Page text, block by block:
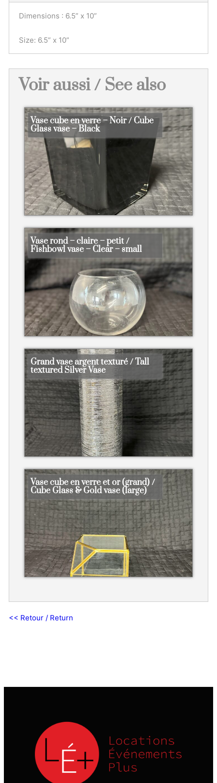
Dimensions : 6.5” x 10”
Size: 6.5” x 10”
Voir aussi / See also
Vase cube en verre – Noir / Cube
Glass vase – Black
Vase rond – claire – petit /
Fishbowl vase – Clear – small
Grand vase argent texturé / Tall
textured Silver Vase
Vase cube en verre et or (grand) /
Cube Glass & Gold vase (large)
<< Retour / Return